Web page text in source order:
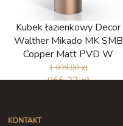
Kubek łazienkowy Decor
Walther Mikado MK SMB
Copper Matt PVD W
1 039,00 zł
966,27 zł
KONTAKT